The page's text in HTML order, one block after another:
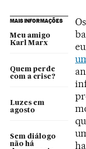
MAIS INFORMAÇÕES
Meu amigo
Karl Marx
Quem perde
com a crise?
Luzes em
agosto
Sem diálogo
não há